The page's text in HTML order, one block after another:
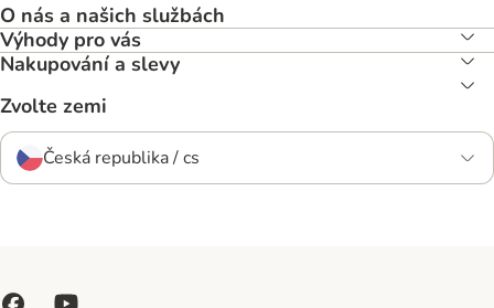
O nás a našich službách
Výhody pro vás
Nakupování a slevy
Zvolte zemi
Česká republika / cs